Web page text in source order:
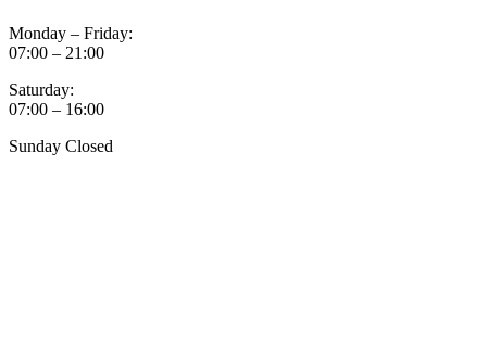
Monday – Friday:
07:00 – 21:00
Saturday:
07:00 – 16:00
Sunday Closed